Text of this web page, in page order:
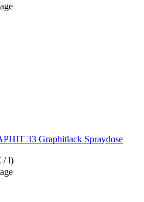
33 Graphitlack Spraydose
/ l)